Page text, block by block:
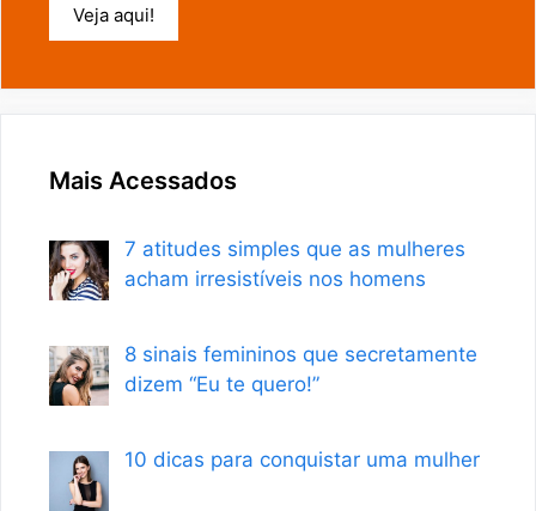
Veja aqui!
Mais Acessados
7 atitudes simples que as mulheres
acham irresistíveis nos homens
8 sinais femininos que secretamente
dizem “Eu te quero!”
10 dicas para conquistar uma mulher